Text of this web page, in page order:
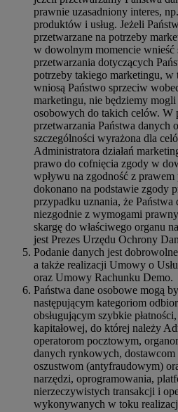
prawnie uzasadniony interes,
produktów i usług. Jeżeli
przetwarzane na potrzeby
w dowolnym momencie wnieść
przetwarzania dotyczących
potrzeby takiego marketingu,
wniosą Państwo sprzeciw
marketingu, nie będziemy
osobowych do takich celów. W
przetwarzania Państwa danych
szczególności wyrażona dla
Administratora działań
prawo do cofnięcia zgody w
wpływu na zgodność z
dokonano na podstawie zgody
przypadku uznania, że Państwa
niezgodnie z wymogami
skargę do właściwego organu
jest Prezes Urzędu Ochrony
Podanie danych jest
a także realizacji Umowy o
oraz Umowy Rachunku Demo.
Państwa dane osobowe mogą
następującym kategoriom
obsługującym szybkie
kapitałowej, do której należy
operatorom pocztowym,
danych rynkowych, dostawcom
oszustwom (antyfraudowym)
narzędzi, oprogramowania,
nierzeczywistych transakcji i
wykonywanych w toku